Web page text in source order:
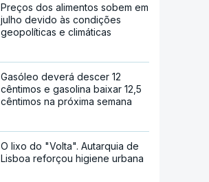
Preços dos alimentos sobem em
julho devido às condições
geopolíticas e climáticas
Gasóleo deverá descer 12
cêntimos e gasolina baixar 12,5
cêntimos na próxima semana
O lixo do "Volta". Autarquia de
Lisboa reforçou higiene urbana